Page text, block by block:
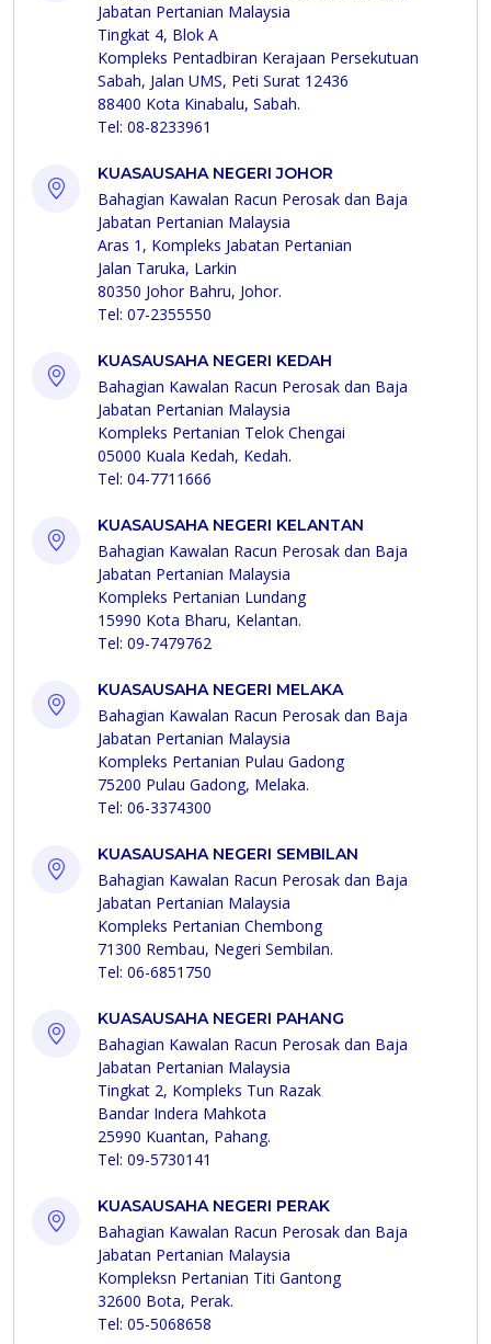
Jabatan Pertanian Malaysia
Tingkat 4, Blok A
Kompleks Pentadbiran Kerajaan Persekutuan
Sabah, Jalan UMS, Peti Surat 12436
88400 Kota Kinabalu, Sabah.
Tel: 08-8233961
KUASAUSAHA NEGERI JOHOR
Bahagian Kawalan Racun Perosak dan Baja
Jabatan Pertanian Malaysia
Aras 1, Kompleks Jabatan Pertanian
Jalan Taruka, Larkin
80350 Johor Bahru, Johor.
Tel: 07-2355550
KUASAUSAHA NEGERI KEDAH
Bahagian Kawalan Racun Perosak dan Baja
Jabatan Pertanian Malaysia
Kompleks Pertanian Telok Chengai
05000 Kuala Kedah, Kedah.
Tel: 04-7711666
KUASAUSAHA NEGERI KELANTAN
Bahagian Kawalan Racun Perosak dan Baja
Jabatan Pertanian Malaysia
Kompleks Pertanian Lundang
15990 Kota Bharu, Kelantan.
Tel: 09-7479762
KUASAUSAHA NEGERI MELAKA
Bahagian Kawalan Racun Perosak dan Baja
Jabatan Pertanian Malaysia
Kompleks Pertanian Pulau Gadong
75200 Pulau Gadong, Melaka.
Tel: 06-3374300
KUASAUSAHA NEGERI SEMBILAN
Bahagian Kawalan Racun Perosak dan Baja
Jabatan Pertanian Malaysia
Kompleks Pertanian Chembong
71300 Rembau, Negeri Sembilan.
Tel: 06-6851750
KUASAUSAHA NEGERI PAHANG
Bahagian Kawalan Racun Perosak dan Baja
Jabatan Pertanian Malaysia
Tingkat 2, Kompleks Tun Razak
Bandar Indera Mahkota
25990 Kuantan, Pahang.
Tel: 09-5730141
KUASAUSAHA NEGERI PERAK
Bahagian Kawalan Racun Perosak dan Baja
Jabatan Pertanian Malaysia
Kompleksn Pertanian Titi Gantong
32600 Bota, Perak.
Tel: 05-5068658